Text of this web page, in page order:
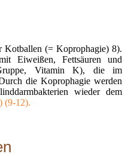
Kotballen (= Koprophagie) 8).
Eiweißen, Fettsäuren und
Vitamin K), die im
die Koprophagie werden
wieder dem
(9-12).